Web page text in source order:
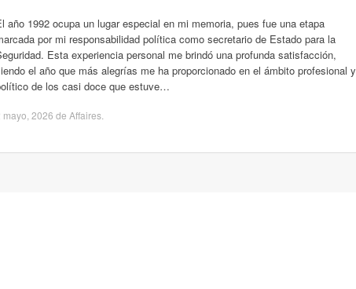
año 1992 ocupa un lugar especial en mi memoria, pues fue una etapa
por mi responsabilidad política como secretario de Estado para la
Esta experiencia personal me brindó una profunda satisfacción,
el año que más alegrías me ha proporcionado en el ámbito profesional y
de los casi doce que estuve…
mayo, 2026 de Affaires